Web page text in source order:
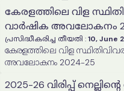
കേരളത്തിലെ വിള
വാർഷിക അവലോകനം
പ്രസിദ്ധീകരിച്ച തീയതി :10, June
കേരളത്തിലെ വിള
അവലോകനം 2024-25
2025-26 വിരിപ്പ്